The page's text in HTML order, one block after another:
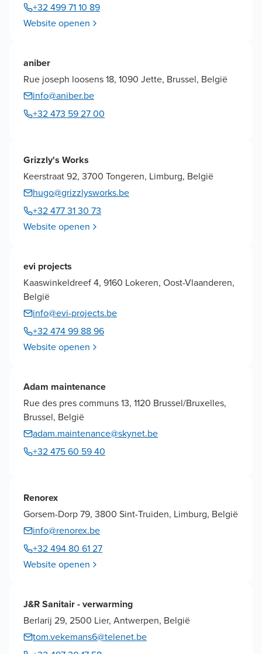
+32 499 71 10 89
Website openen
aniber
Rue joseph loosens 18, 1090 Jette, Brussel, België
info@aniber.be
+32 473 59 27 00
Grizzly's Works
Keerstraat 92, 3700 Tongeren, Limburg, België
hugo@grizzlysworks.be
+32 477 31 30 73
Website openen
evi projects
Kaaswinkeldreef 4, 9160 Lokeren, Oost-Vlaanderen,
België
info@evi-projects.be
+32 474 99 88 96
Website openen
Adam maintenance
Rue des pres communs 13, 1120 Brussel/Bruxelles,
Brussel, België
adam.maintenance@skynet.be
+32 475 60 59 40
Renorex
Gorsem-Dorp 79, 3800 Sint-Truiden, Limburg, België
info@renorex.be
+32 494 80 61 27
Website openen
J&R Sanitair - verwarming
Berlarij 29, 2500 Lier, Antwerpen, België
tom.vekemans6@telenet.be